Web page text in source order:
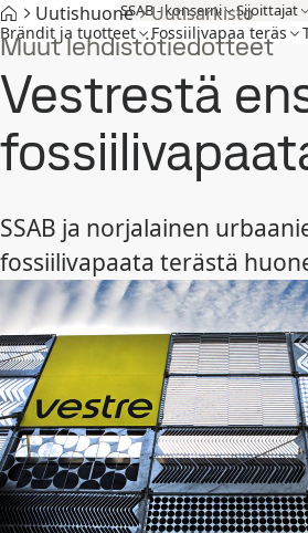
SSAB - konserni Sijoittajat
Brändit ja tuotteet Fossiilivapaa teräs
Uutishuone Uutisarkisto
Muut lehdistötiedotteet
Vestrestä
SSAB ja norjalainen
fossiilivapaata terästä